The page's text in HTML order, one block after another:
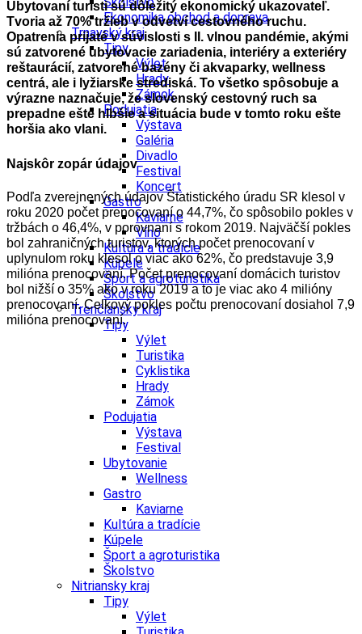
Ekonomika obchod a doprava
Trnavský kraj
Tipy
Výlet
Hrady
Zámok
Podujatia
Výstava
Galéria
Divadlo
Festival
Koncert
Gastro
Kaviarne
Víno
Kultúra a tradície
Kúpele
Šport a agroturistika
Školstvo
Trenčiansky kraj
Tipy
Výlet
Turistika
Cyklistika
Hrady
Zámok
Podujatia
Výstava
Festival
Ubytovanie
Wellness
Gastro
Kaviarne
Kultúra a tradície
Kúpele
Šport a agroturistika
Školstvo
Nitriansky kraj
Tipy
Výlet
Ubytovaní turisti sú dôležitý ekonomický ukazovateľ.
Tvoria až 70% tržieb v odvetví cestovného ruchu.
Opatrenia prijaté v súvislosti s II. vlnou pandémie, akými
sú zatvorené ubytovacie zariadenia, interiéry a exteriéry
reštaurácií, zatvorené bazény či akvaparky, wellness
centrá, ale i lyžiarske strediská. To všetko spôsobuje a
výrazne naznačuje, že slovenský cestovný ruch sa
prepadne ešte hlbšie a situácia bude v tomto roku ešte
horšia ako vlani.
Najskôr zopár údajov
Podľa zverejnených údajov Štatistického úradu SR klesol v
roku 2020 počet prenocovaní o 44,7%, čo spôsobilo pokles v
tržbách o 46,4%, v porovnaní s rokom 2019. Najväčší pokles
bol zahraničných turistov, ktorých počet prenocovaní v
uplynulom roku klesol o viac ako 62%, čo predstavuje 3,9
milióna prenocovaní. Počet prenocovaní domácich turistov
bol nižší o 35% ako v roku 2019 a to je viac ako 4 milióny
prenocovaní. Celkový pokles počtu prenocovaní dosiahol 7,9
milióna prenocovaní.